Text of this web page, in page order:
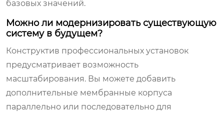
базовых значений.
Можно ли модернизировать существующую
систему в будущем?
Конструктив профессиональных установок
предусматривает возможность
масштабирования. Вы можете добавить
дополнительные мембранные корпуса
параллельно или последовательно для